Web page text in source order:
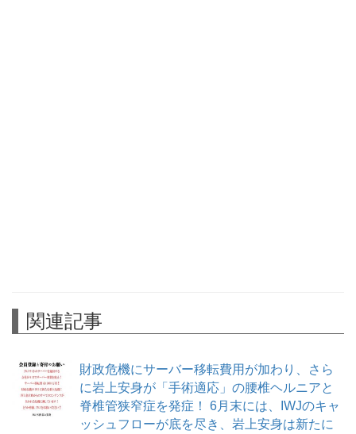
関連記事
財政危機にサーバー移転費用が加わり、さら
に岩上安身が「手術適応」の腰椎ヘルニアと
脊椎管狭窄症を発症！ 6月末には、IWJのキャ
ッシュフローが底を尽き、岩上安身は新たに